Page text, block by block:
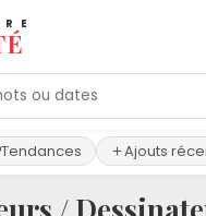
Tendances Ajouts
/